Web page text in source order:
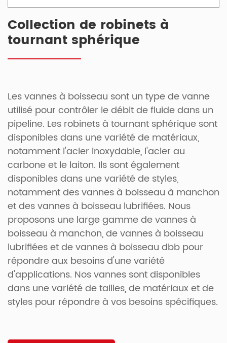
Collection de robinets à
tournant sphérique
Les vannes à boisseau sont un type de vanne
utilisé pour contrôler le débit de fluide dans un
pipeline. Les robinets à tournant sphérique sont
disponibles dans une variété de matériaux,
notamment l'acier inoxydable, l'acier au
carbone et le laiton. Ils sont également
disponibles dans une variété de styles,
notamment des vannes à boisseau à manchon
et des vannes à boisseau lubrifiées. Nous
proposons une large gamme de vannes à
boisseau à manchon, de vannes à boisseau
lubrifiées et de vannes à boisseau dbb pour
répondre aux besoins d'une variété
d'applications. Nos vannes sont disponibles
dans une variété de tailles, de matériaux et de
styles pour répondre à vos besoins spécifiques.